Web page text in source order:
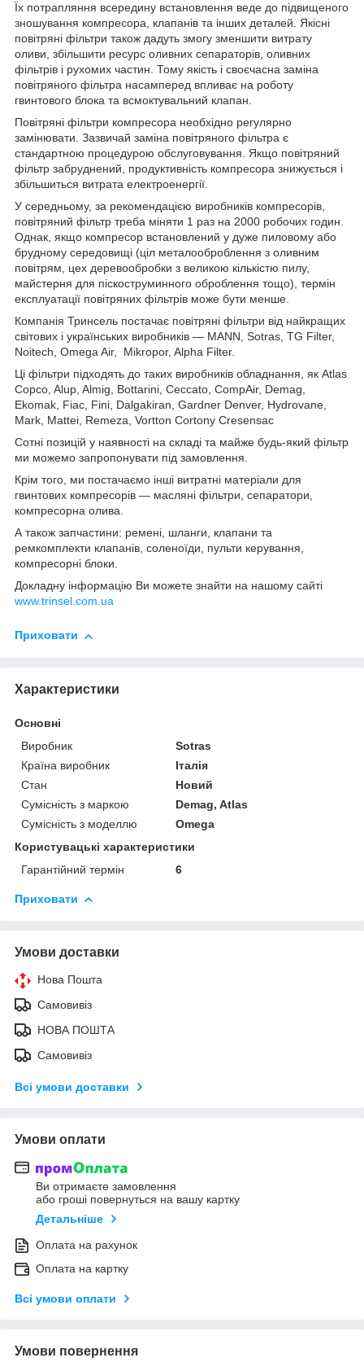
Їх потрапляння всередину встановлення веде до підвищеного
зношування компресора, клапанів та інших деталей. Якісні
повітряні фільтри також дадуть змогу зменшити витрату
оливи, збільшити ресурс оливних сепараторів, оливних
фільтрів і рухомих частин. Тому якість і своєчасна заміна
повітряного фільтра насамперед впливає на роботу
гвинтового блока та всмоктувальний клапан.
Повітряні фільтри компресора необхідно регулярно
замінювати. Зазвичай заміна повітряного фільтра є
стандартною процедурою обслуговування. Якщо повітряний
фільтр забруднений, продуктивність компресора знижується і
збільшиться витрата електроенергії.
У середньому, за рекомендацією виробників компресорів,
повітряний фільтр треба міняти 1 раз на 2000 робочих годин.
Однак, якщо компресор встановлений у дуже пиловому або
брудному середовищі (ціл металооброблення з оливним
повітрям, цех деревообробки з великою кількістю пилу,
майстерня для піскоструминного оброблення тощо), термін
експлуатації повітряних фільтрів може бути менше.
Компанія Тринсель постачає повітряні фільтри від найкращих
світових і українських виробників — MANN, Sotras, TG Filter,
Noitech, Omega Air,
Mikropor, Alpha Filter.
Ці фільтри підходять до таких виробників обладнання, як Atlas
Copco, Alup, Almig, Bottarini, Ceccato, CompAir, Demag,
Ekomak, Fiac, Fini, Dalgakiran, Gardner Denver, Hydrovane,
Mark, Mattei, Remeza, Vortton Cortony Cresensac
Сотні позицій у наявності на складі та майже будь-який фільтр
ми можемо запропонувати під замовлення.
Крім того, ми постачаємо інші витратні матеріали для
гвинтових компресорів — масляні фільтри, сепаратори,
компресорна олива.
А також запчастини: ремені, шланги, клапани та
ремкомплекти клапанів, соленоїди, пульти керування,
компресорні блоки.
Докладну інформацію Ви можете знайти на нашому сайті
www.trinsel.com.ua
Приховати
Характеристики
Основні
Виробник
Sotras
Країна виробник
Італія
Стан
Новий
Сумісність з маркою
Demag, Atlas
Сумісність з моделлю
Omega
Користувацькi характеристики
Гарантійний термін
6
Приховати
Умови доставки
Нова Пошта
Самовивіз
НОВА ПОШТА
Самовивіз
Всі умови доставки
Умови оплати
Ви отримаєте замовлення
або гроші повернуться на вашу картку
Детальніше
Оплата на рахунок
Оплата на картку
Всі умови оплати
Умови повернення